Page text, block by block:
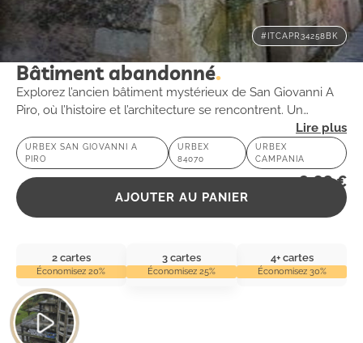
#ITCAPR34258BK
Bâtiment abandonné
Explorez l’ancien bâtiment mystérieux de San Giovanni A
Piro, où l’histoire et l’architecture se rencontrent. Un
URBEX SAN GIOVANNI A
PIRO
URBEX
84070
URBEX
CAMPANIA
2,99€
AJOUTER AU PANIER
2 cartes
Économisez 20%
3 cartes
Économisez 25%
4+ cartes
Économisez 30%